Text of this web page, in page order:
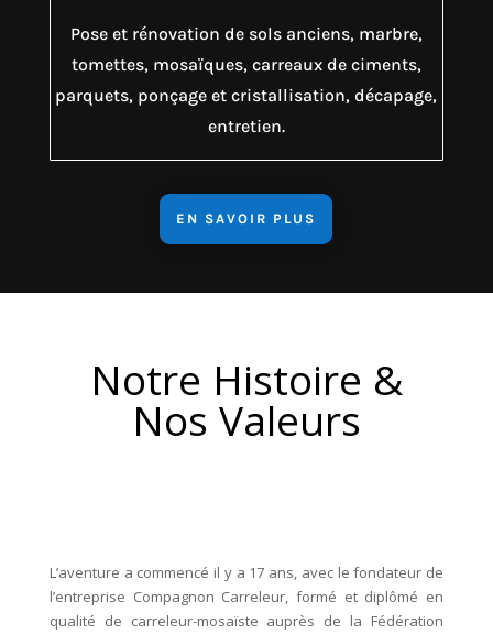
Pose et rénovation de sols anciens, marbre,
tomettes, mosaïques, carreaux de ciments,
parquets, ponçage et cristallisation, décapage,
entretien.
EN SAVOIR PLUS
Notre Histoire &
Nos Valeurs
L’aventure a commencé il y a 17 ans, avec le fondateur de
l’entreprise Compagnon Carreleur, formé et diplômé en
qualité de carreleur-mosaïste auprès de la Fédération